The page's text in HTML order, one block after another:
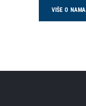
VIŠE O NAMA